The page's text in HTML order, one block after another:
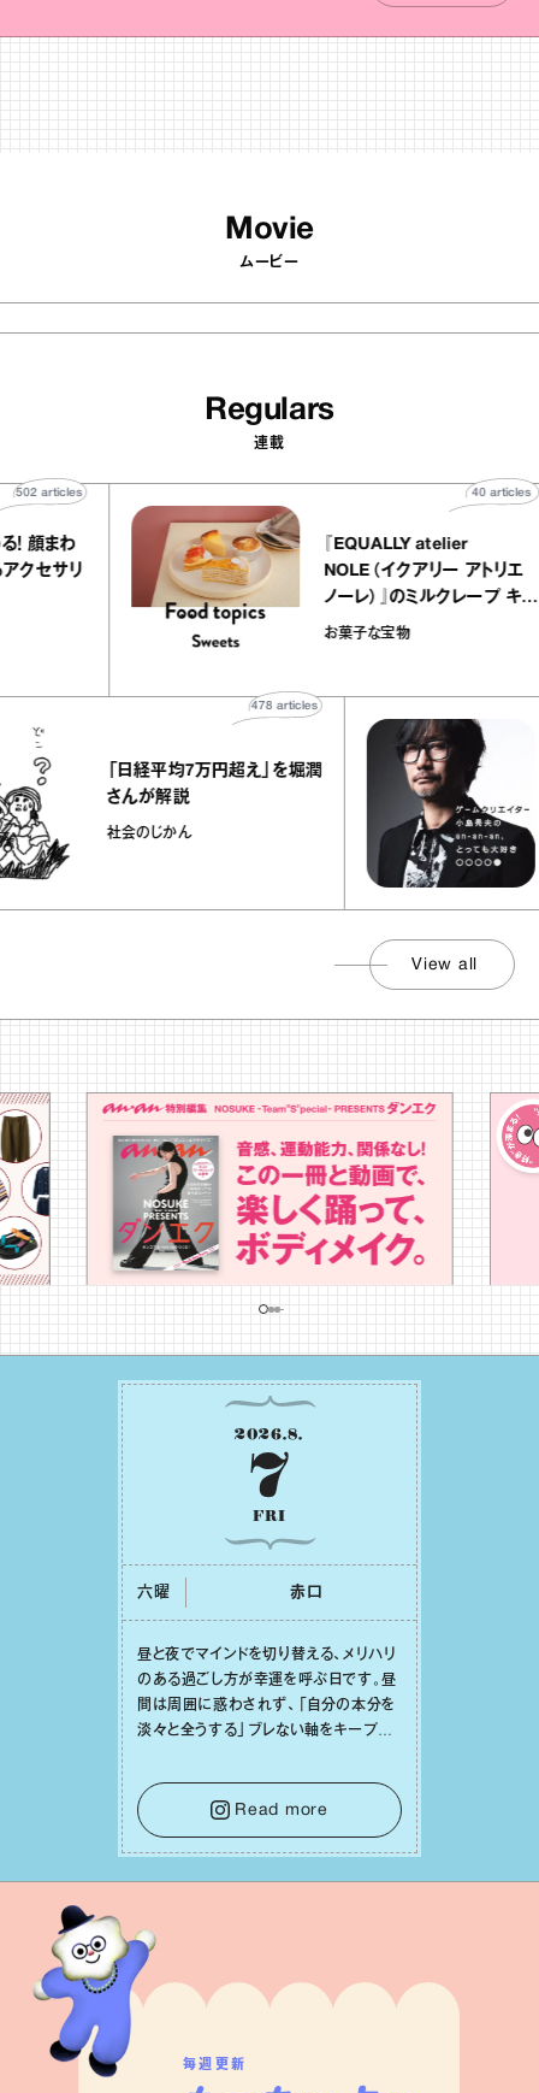
Movie
ムービー
Regulars
連載
わる！ 顔まわ
るアクセサリ
502articles
『EQUALLY atelier
NOLE（イクアリー アト
ノーレ）』のミルクレー
ラメルバニーユほか｜
お菓子な宝物
40
「日経平均7万円超え」を堀潤
さんが解説
社会のじかん
articles
View all
2026.8.
7
FRI
六曜 ⾚⼝
昼と夜でマインドを切り替える、メリハリ
のある過ごし⽅が幸運を呼ぶ⽇です。昼
間は周囲に惑わされず、「⾃分の本分を
淡々と全うする」ブレない軸をキープし
⾔葉に流されないよう、⼼にしっかりブ
レーキをかけること。この意識の切り替
えが、あなたに確かな安⼼感をもたらす
はずです。
Read more
毎週更新